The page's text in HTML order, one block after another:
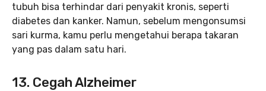
tubuh bisa terhindar dari penyakit kronis, seperti
diabetes dan kanker. Namun, sebelum mengonsumsi
sari kurma, kamu perlu mengetahui berapa takaran
yang pas dalam satu hari.
13. Cegah Alzheimer